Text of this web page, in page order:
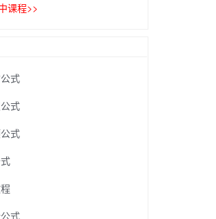
课程>>
式
式
式
式